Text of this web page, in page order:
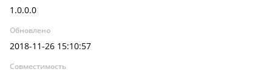
1.0.0.0
Обновлено
2018-11-26 15:10:57
Совместимость